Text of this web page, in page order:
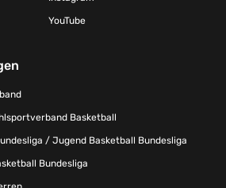
YouTube
Basketball
/ Jugend Basketball Bundesliga
Bundesliga